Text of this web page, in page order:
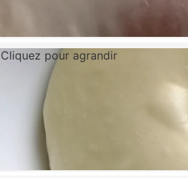
Cliquez pour agrandir